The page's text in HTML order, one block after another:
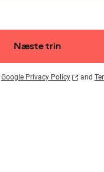
Næste trin
Google Privacy Policy and